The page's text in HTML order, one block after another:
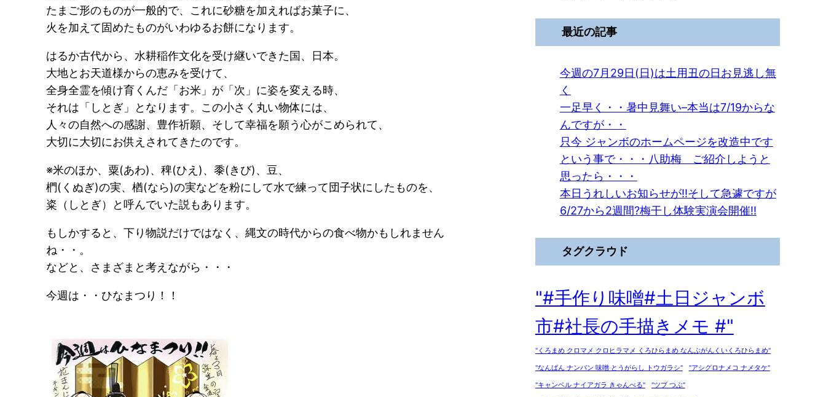
たまご形のものが一般的で、これに砂糖を加えればお菓子に、
火を加えて固めたものがいわゆるお餅になります。
はるか古代から、水耕稲作文化を受け継いできた国、日本。
大地とお天道様からの恵みを受けて、
全身全霊を傾け育くんだ「お米」が「次」に姿を変える時、
それは「しとぎ」となります。この小さく丸い物体には、
人々の自然への感謝、豊作祈願、そして幸福を願う心がこめられて、
大切に大切にお供えされてきたのです。
※米のほか、粟(あわ)、稗(ひえ)、黍(きび)、豆、
椚(くぬぎ)の実、楢(なら)の実などを粉にして水で練って団子状にしたものを、
粢（しとぎ）と呼んでいた説もあります。
もしかすると、下り物説だけではなく、縄文の時代からの食べ物かもしれません
ね・・。
などと、さまざまと考えながら・・・
今週は・・ひなまつり！！
最近の記事
今週の7月29日(日)は土用丑の日お見逃し無
く
一足早く・・暑中見舞い–本当は7/19からな
んですが・・
只今 ジャンボのホームページを改造中です
という事で・・・八助梅 ご紹介しようと
思ったら・・・
本日うれしいお知らせが!!そして急遽ですが
6/27から2週間?梅干し体験実演会開催!!
タグクラウド
"#手作り味噌#土日ジャンボ
市#社長の手描きメモ #"
"くろまめ クロマメ クロヒラマメ くろひらまめ なんぶがんくいくろひらまめ"
"なんばん ナンバン 味噌 とうがらし トウガラシ" "アシグロナメコ ナメタケ"
"キャンベル ナイアガラ きゃんべる" "ツブ つぶ"